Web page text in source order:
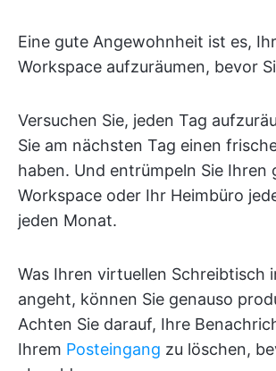
Eine gute Angewohnheit ist es,
Workspace aufzuräumen, bevor
Versuchen Sie, jeden Tag
Sie am nächsten Tag einen
haben. Und entrümpeln Sie Ihren
Workspace oder Ihr Heimbüro
jeden Monat.
Was Ihren virtuellen Schreibtisch
angeht, können Sie genauso
Achten Sie darauf, Ihre
Ihrem Posteingang zu löschen,